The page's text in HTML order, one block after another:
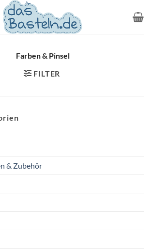
Farben & Pinsel
FILTER
& Zubehör